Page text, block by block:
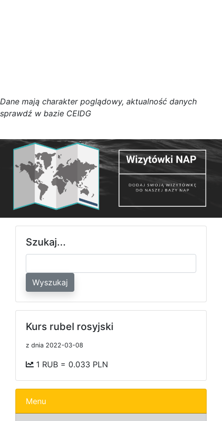
Dane mają charakter poglądowy, aktualność danych
sprawdź w bazie CEIDG
Szukaj...
Wyszukaj
Kurs rubel rosyjski
z dnia 2022-03-08
1 RUB = 0.033 PLN
Menu